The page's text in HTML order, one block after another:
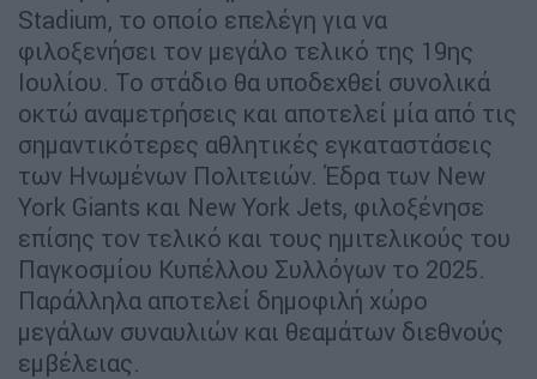
Stadium, το οποίο επελέγη για να
φιλοξενήσει τον μεγάλο τελικό της 19ης
Ιουλίου. Το στάδιο θα υποδεχθεί συνολικά
οκτώ αναμετρήσεις και αποτελεί μία από τις
σημαντικότερες αθλητικές εγκαταστάσεις
των Ηνωμένων Πολιτειών. Έδρα των New
York Giants και New York Jets, φιλοξένησε
επίσης τον τελικό και τους ημιτελικούς του
Παγκοσμίου Κυπέλλου Συλλόγων το 2025.
Παράλληλα αποτελεί δημοφιλή χώρο
μεγάλων συναυλιών και θεαμάτων διεθνούς
εμβέλειας.